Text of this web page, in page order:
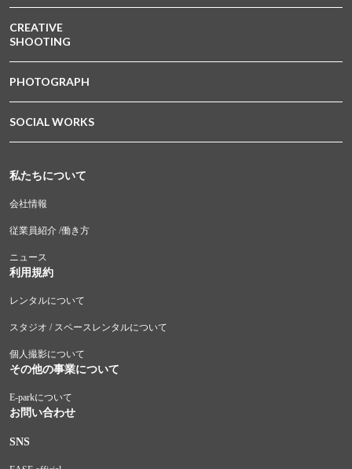
CREATIVE
SHOOTING
PHOTOGRAPH
SOCIAL WORKS
私たちについて
会社情報
従業員紹介 /働き方
ニュース
利用規約
レンタルについて
スタジオ / スペースレンタルについて
個人撮影について
その他の事業について
E-parkについて
お問い合わせ
SNS